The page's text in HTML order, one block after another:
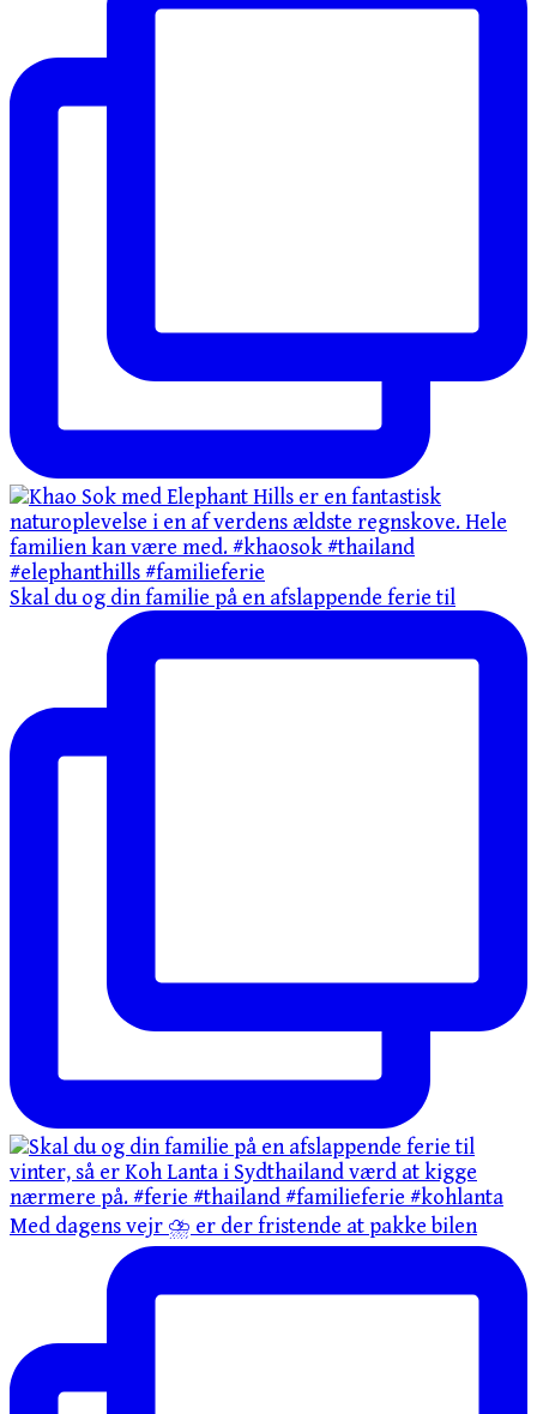
Skal du og din familie på en afslappende ferie til
Med dagens vejr ⛈️ er der fristende at pakke bilen